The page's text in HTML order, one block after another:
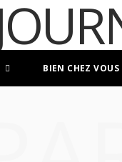
BIEN CHEZ VOUS